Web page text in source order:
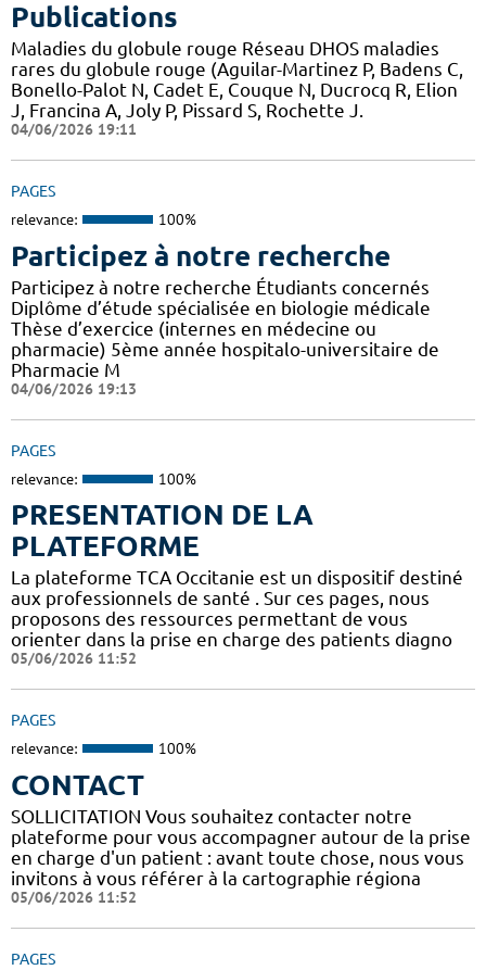
Publications
Maladies du globule rouge Réseau DHOS maladies
rares du globule rouge (Aguilar-Martinez P, Badens C,
Bonello-Palot N, Cadet E, Couque N, Ducrocq R, Elion
J, Francina A, Joly P, Pissard S, Rochette J.
04/06/2026 19:11
PAGES
relevance: 100%
Participez à notre recherche
Participez à notre recherche Étudiants concernés
Diplôme d’étude spécialisée en biologie médicale
Thèse d’exercice (internes en médecine ou
pharmacie) 5ème année hospitalo-universitaire de
Pharmacie M
04/06/2026 19:13
PAGES
relevance: 100%
PRESENTATION DE LA
PLATEFORME
La plateforme TCA Occitanie est un dispositif destiné
aux professionnels de santé . Sur ces pages, nous
proposons des ressources permettant de vous
orienter dans la prise en charge des patients diagno
05/06/2026 11:52
PAGES
relevance: 100%
CONTACT
SOLLICITATION Vous souhaitez contacter notre
plateforme pour vous accompagner autour de la prise
en charge d'un patient : avant toute chose, nous vous
invitons à vous référer à la cartographie régiona
05/06/2026 11:52
PAGES